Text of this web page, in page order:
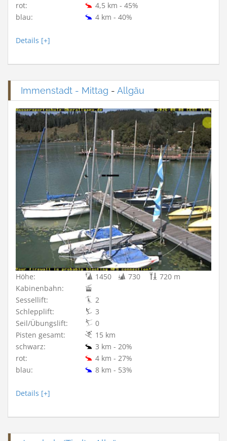
rot:
4,5 km - 45%
blau:
4 km - 40%
Details [+]
Immenstadt - Mittag - Allgäu
Höhe: 1450 730
720 m
Kabinenbahn:
Sessellift:
2
Schlepplift:
3
Seil/Übungslift:
0
Pisten gesamt:
15 km
schwarz:
3 km - 20%
rot:
4 km - 27%
blau:
8 km - 53%
Details [+]